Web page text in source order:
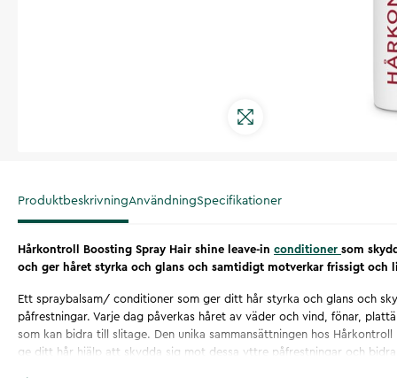
ProduktbeskrivningAnvändningSpecifikationer
Hårkontroll Boosting Spray Hair shine leave-in conditioner som
och ger håret styrka och glans och samtidigt motverkar frissigt och
Ett spraybalsam/ conditioner som ger ditt hår styrka och glans och
påfrestningar. Varje dag påverkas håret av väder och vind, fönar,
som kan bidra till slitage. Den unika sammansättningen hos Hårkontroll
ge ditt hår hjälp att skydda sig mot dessa yttre påfrestningar och